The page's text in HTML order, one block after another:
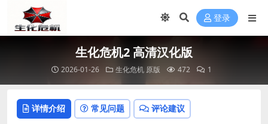
登录
生化危机2 高清汉化版
2026-01-26 生化危机 原版 472 1
详情介绍 常见问题 评论建议